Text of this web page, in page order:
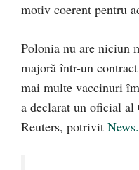
motiv coerent pentru
Polonia nu are niciun
majoră într-un
mai multe vaccinuri
a declarat un oficial al
Reuters, potrivit